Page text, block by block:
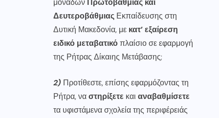
μονάδων Πρωτοβάθμιας και
Δευτεροβάθμιας Εκπαίδευσης στη
Δυτική Μακεδονία, με κατ’ εξαίρεση
ειδικό μεταβατικόπλαίσιο σε εφαρμογή
της Ρήτρας Δίκαιης Μετάβασης;
2) Προτίθεστε, επίσης εφαρμόζοντας τη
Ρήτρα, ναστηρίξετε και αναβαθμίσετε
τα υφιστάμενα σχολεία της περιφέρειάς